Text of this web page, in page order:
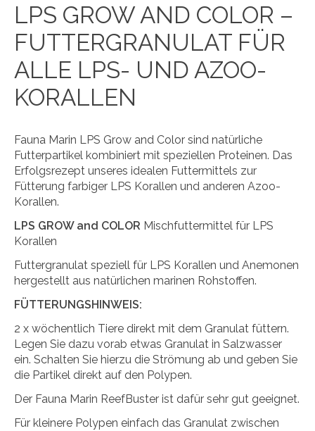
LPS GROW AND COLOR –
FUTTERGRANULAT FÜR
ALLE LPS- UND AZOO-
KORALLEN
Fauna Marin LPS Grow and Color sind natürliche
Futterpartikel kombiniert mit speziellen Proteinen. Das
Erfolgsrezept unseres idealen Futtermittels zur
Fütterung farbiger LPS Korallen und anderen Azoo-
Korallen.
LPS GROW and COLOR Mischfuttermittel für LPS
Korallen
Futtergranulat speziell für LPS Korallen und Anemonen
hergestellt aus natürlichen marinen Rohstoffen.
FÜTTERUNGSHINWEIS:
2 x wöchentlich Tiere direkt mit dem Granulat füttern.
Legen Sie dazu vorab etwas Granulat in Salzwasser
ein. Schalten Sie hierzu die Strömung ab und geben Sie
die Partikel direkt auf den Polypen.
Der Fauna Marin ReefBuster ist dafür sehr gut geeignet.
Für kleinere Polypen einfach das Granulat zwischen